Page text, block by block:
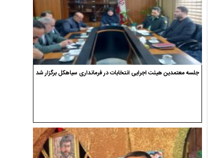
جلسه معتمدین هیئت اجرایی انتخابات در فرمانداری سیاهکل برگزار شد